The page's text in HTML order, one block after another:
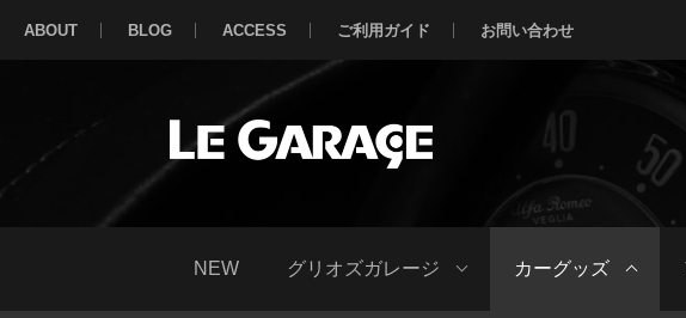
ABOUT BLOG ACCESS ご利用ガイド お問い合わせ
NEW グリオズガレージ カーグッズ